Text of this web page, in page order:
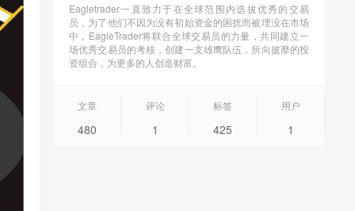
Eagletrader一直致力于在全球范围内选拔优秀的交易
员，为了他们不因为没有初始资金的困扰而被埋没在市场
中，EagleTrader将联合全球交易员的力量，共同建立一
场优秀交易员的考核，创建一支雄鹰队伍，所向披靡的投
资组合，为更多的人创造财富。
文章
480
评论
1
标签
425
用户
1